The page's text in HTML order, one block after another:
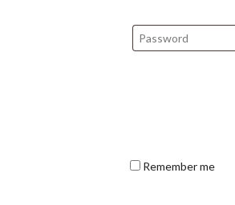
Remember me